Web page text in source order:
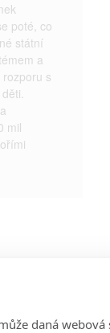
poté, co
státní
a
s
mil
- Oficiální
daná